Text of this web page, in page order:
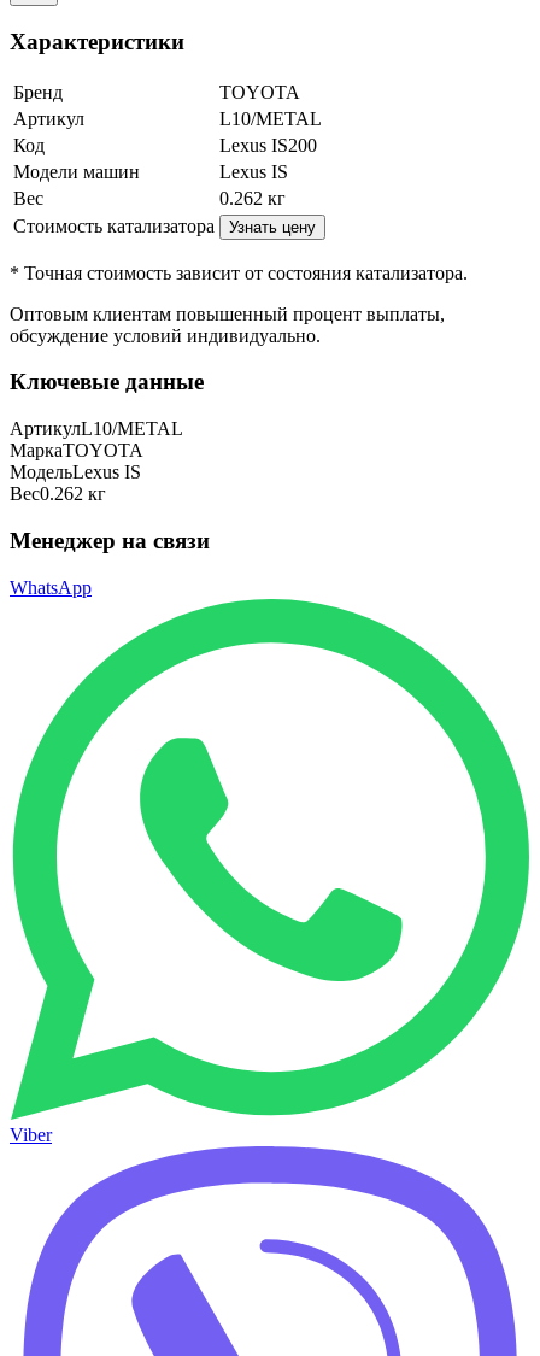
Характеристики
Бренд
TOYOTA
Артикул
L10/METAL
Код
Lexus IS200
Модели машин
Lexus IS
Вес
0.262 кг
Стоимость катализатора
Узнать цену
* Точная стоимость зависит от состояния катализатора.
Оптовым клиентам повышенный процент выплаты,
обсуждение условий индивидуально.
Ключевые данные
АртикулL10/METAL
МаркаTOYOTA
МодельLexus IS
Вес0.262 кг
Менеджер на связи
WhatsApp
Viber